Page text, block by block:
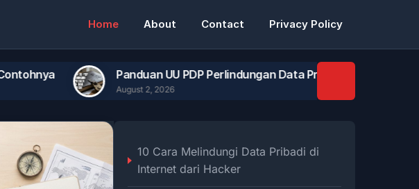
Home About Contact Privacy Policy
Panduan UU PDP Perlindungan Data Pribadi Aturan dan Kepatuhan
August 2, 2026
10 Cara Melindungi Data Pribadi di
Internet dari Hacker